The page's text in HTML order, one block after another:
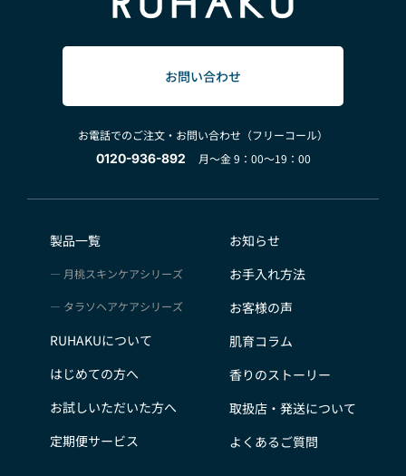
お問い合わせ
お電話でのご注文・お問い合わせ（フリーコール）
0120-936-892
月～金 9：00～19：00
製品一覧
月桃スキンケアシリーズ
タラソヘアケアシリーズ
RUHAKUについて
はじめての方へ
お試しいただいた方へ
定期便サービス
お知らせ
お手入れ方法
お客様の声
肌育コラム
香りのストーリー
取扱店・発送について
よくあるご質問